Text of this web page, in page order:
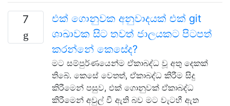
7
එක් ගොනුවක අනුවාදයක් එක් git
ශාඛාවක සිට තවත් ජාලයකට පිටපත්
කරන්නේ කෙසේද?
මට සම්පුර්ණයෙන්ම ඒකාබද්ධ වූ අතු දෙකක්
තිබේ. කෙසේ වෙතත්, ඒකාබද්ධ කිරීම සිදු
කිරීමෙන් පසුව, එක් ගොනුවක් ඒකාබද්ධ
කිරීමෙන් අවුල් වී ඇති බව මට වැටහී ඇත